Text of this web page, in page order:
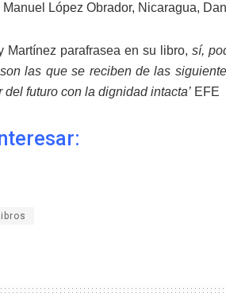
López Obrador, Nicaragua,
Martínez parafrasea en su libro, sí,
las que se reciben de las
futuro con la dignidad intacta’ EFE